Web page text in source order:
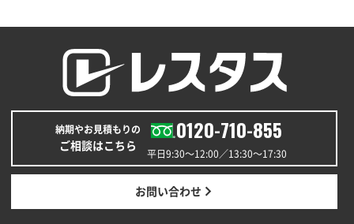
青森県K社様
ワンポイントポリ袋 A4サイズ1000枚
2025年12月24日 13:22
安い
ワンポイント箔押し紙袋 M横サイズ(A4対応)
枚
納期やお見積もりの
ご相談はこちら
0120-710-855
平日9:30〜12:00／13:30〜17:30
お問い合わせ